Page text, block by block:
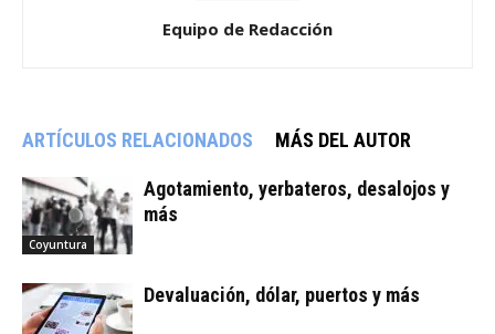
Equipo de Redacción
ARTÍCULOS RELACIONADOS MÁS DEL AUTOR
Coyuntura
Agotamiento, yerbateros, desalojos y
más
Devaluación, dólar, puertos y más